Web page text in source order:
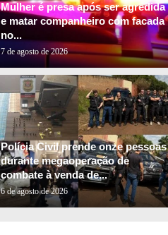
Mulher é presa após ser agredida
e matar companheiro com facada
no...
7 de agosto de 2026
Polícia Civil prende onze pessoas
durante megaoperação de
combate à venda de...
6 de agosto de 2026